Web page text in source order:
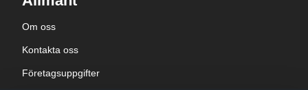
Om oss
Kontakta oss
Företagsuppgifter